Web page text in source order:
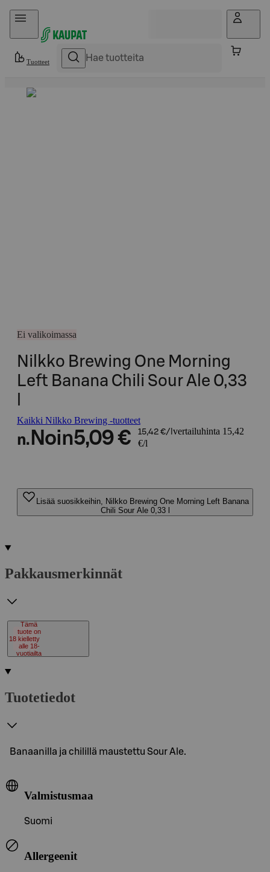
Hyppää sisältöön
Tuotteet
Ei valikoimassa
Nilkko Brewing One Morning
Left Banana Chili Sour Ale 0,33
Kaikki Nilkko Brewing -tuotteet
n. Noin5,09 € 15,42 €/l vertailuhinta 15,42
€/l
Lisää suosikkeihin, Nilkko Brewing One Morning Left Banana
Chili Sour Ale 0,33 l
Pakkausmerkinnät
18
Tämä
tuote on
kielletty
alle 18-
vuotiailta
Tuotetiedot
Banaanilla ja chilillä maustettu Sour Ale.
Valmistusmaa
Suomi
Allergeenit